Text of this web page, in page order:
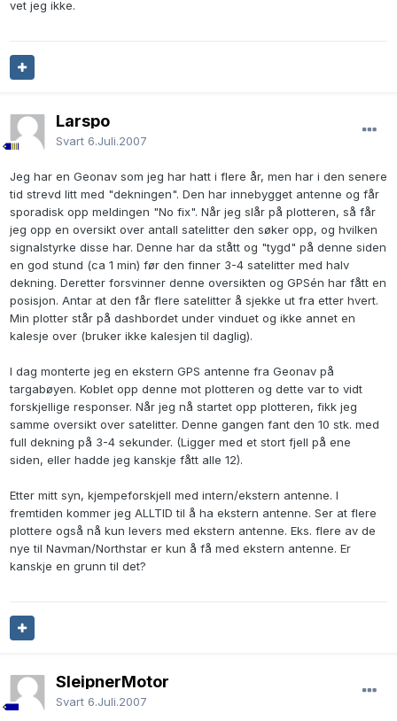
vet jeg ikke.
Larspo
Svart 6.Juli.2007
Jeg har en Geonav som jeg har hatt i flere år, men har i den senere
tid strevd litt med "dekningen". Den har innebygget antenne og får
sporadisk opp meldingen "No fix". Når jeg slår på plotteren, så får
jeg opp en oversikt over antall satelitter den søker opp, og hvilken
signalstyrke disse har. Denne har da stått og "tygd" på denne siden
en god stund (ca 1 min) før den finner 3-4 satelitter med halv
dekning. Deretter forsvinner denne oversikten og GPSén har fått en
posisjon. Antar at den får flere satelitter å sjekke ut fra etter hvert.
Min plotter står på dashbordet under vinduet og ikke annet en
kalesje over (bruker ikke kalesjen til daglig).
I dag monterte jeg en ekstern GPS antenne fra Geonav på
targabøyen. Koblet opp denne mot plotteren og dette var to vidt
forskjellige responser. Når jeg nå startet opp plotteren, fikk jeg
samme oversikt over satelitter. Denne gangen fant den 10 stk. med
full dekning på 3-4 sekunder. (Ligger med et stort fjell på ene
siden, eller hadde jeg kanskje fått alle 12).
Etter mitt syn, kjempeforskjell med intern/ekstern antenne. I
fremtiden kommer jeg ALLTID til å ha ekstern antenne. Ser at flere
plottere også nå kun levers med ekstern antenne. Eks. flere av de
nye til Navman/Northstar er kun å få med ekstern antenne. Er
kanskje en grunn til det?
SleipnerMotor
Svart 6.Juli.2007